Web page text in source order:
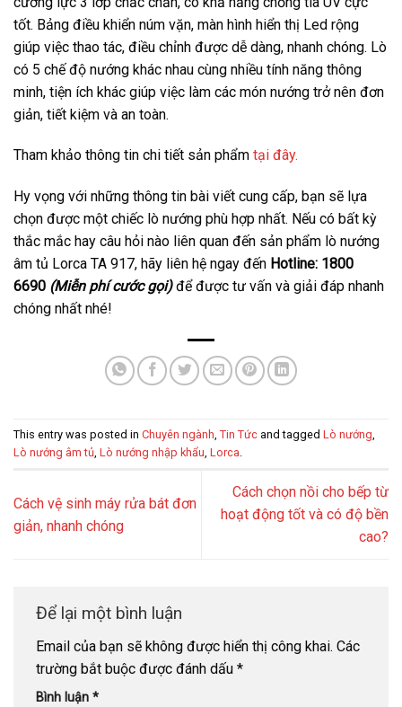
tốt. Bảng điều khiển núm vặn, màn hình hiển thị Led rộng
giúp việc thao tác, điều chỉnh được dễ dàng, nhanh chóng. Lò
có 5 chế độ nướng khác nhau cùng nhiều tính năng thông
minh, tiện ích khác giúp việc làm các món nướng trở nên đơn
giản, tiết kiệm và an toàn.
Tham khảo thông tin chi tiết sản phẩm tại đây.
Hy vọng với những thông tin bài viết cung cấp, bạn sẽ lựa
chọn được một chiếc lò nướng phù hợp nhất. Nếu có bất kỳ
thắc mắc hay câu hỏi nào liên quan đến sản phẩm lò nướng
âm tủ Lorca TA 917, hãy liên hệ ngay đến Hotline: 1800
6690 (Miễn phí cước gọi)để được tư vấn và giải đáp nhanh
chóng nhất nhé!
This entry was posted in Chuyên ngành Tin Tức and tagged Lò nướng
Lò nướng âm tủ Lò nướng nhập khẩu Lorca
Cách vệ sinh máy rửa bát đơn
giản, nhanh chóng
Cách chọn nồi cho bếp từ
hoạt động tốt và có độ bền
cao?
Để lại một bình luận
Email của bạn sẽ không được hiển thị công khai. Các
trường bắt buộc được đánh dấu *
Bình luận *